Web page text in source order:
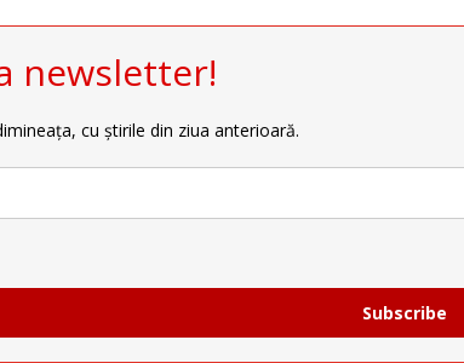
newsletter!
cu știrile din ziua anterioară.
Subscribe